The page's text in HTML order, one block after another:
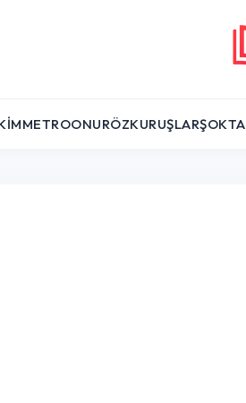
METROONURÖZKURUŞLARŞOK